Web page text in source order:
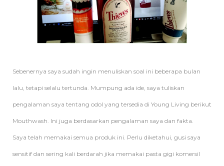
Sebenernya saya sudah ingin menuliskan soal ini beberapa bulan
lalu, tetapi selalu tertunda. Mumpung ada ide, saya tuliskan
pengalaman saya tentang odol yang tersedia di Young Living berikut
Mouthwash. Ini juga berdasarkan pengalaman saya dan fakta.
Saya telah memakai semua produk ini. Perlu diketahui, gusi saya
sensitif dan sering kali berdarah jika memakai pasta gigi komersil